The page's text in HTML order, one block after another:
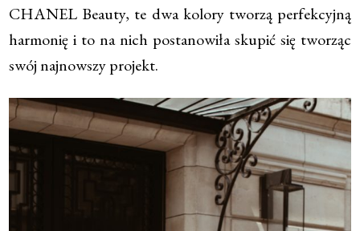
CHANEL Beauty, te dwa kolory tworzą perfekcyjną
harmonię i to na nich postanowiła skupić się tworząc
swój najnowszy projekt.